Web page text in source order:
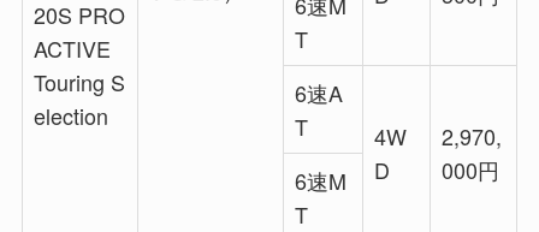
20S PRO
ACTIVE
Touring S
election
T
6速A
T
4W
D
2,970,
000円
6速M
T